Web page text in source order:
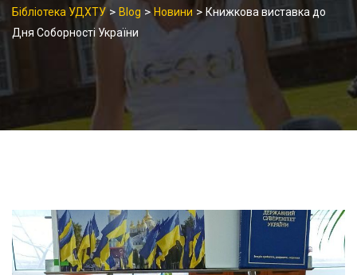
Бібліотека УДХТУ > Blog > Новини > Книжкова виставка до
Дня Соборності України